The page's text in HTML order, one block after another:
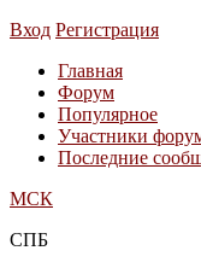
Вход Регистрация
Главная
Форум
Популярное
Участники
Последние
МСК
СПБ